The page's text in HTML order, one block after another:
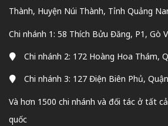
Thành, Huyện Núi Thành, Tỉnh Quảng
Chi nhánh 1: 58 Thích Bửu Đăng, P1, Gò
Chi nhánh 2: 172 Hoàng Hoa Thám,
Chi nhánh 3: 127 Điện Biên Phủ,
Và hơn 1500 chi nhánh và đối tác ở tất
quốc